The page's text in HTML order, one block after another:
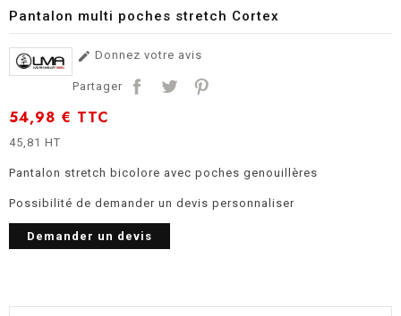
Pantalon multi poches stretch Cortex
 Donnez votre avis
Partager
54,98 € TTC
45,81 HT
Pantalon stretch bicolore avec poches genouillères
Possibilité de demander un devis personnaliser
Demander un devis